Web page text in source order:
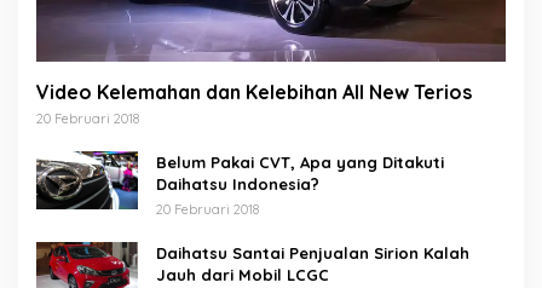
Video Kelemahan dan Kelebihan All New Terios
20 Februari 2018
Belum Pakai CVT, Apa yang Ditakuti
Daihatsu Indonesia?
20 Februari 2018
Daihatsu Santai Penjualan Sirion Kalah
Jauh dari Mobil LCGC